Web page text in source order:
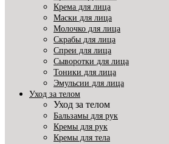
Крема для лица
Маски для лица
Молочко для лица
Скрабы для лица
Спреи для лица
Сыворотки для лица
Тоники для лица
Эмульсии для лица
Уход за телом
Уход за телом
Бальзамы для рук
Кремы для рук
Кремы для тела